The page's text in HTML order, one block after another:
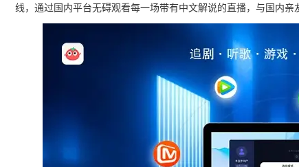
线，通过国内平台无碍观看每一场带有中文解说的直播，与国内亲